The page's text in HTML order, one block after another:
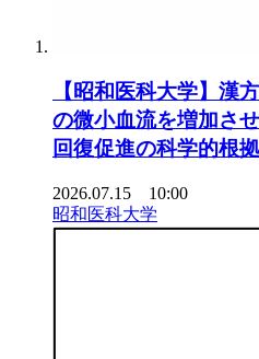
【昭和医科大学】漢
の微小血流を増加さ
回復促進の科学的根
2026.07.15 10:00
昭和医科大学